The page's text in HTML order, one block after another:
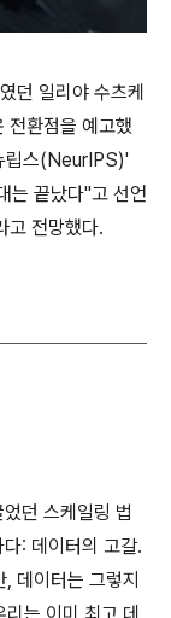
던 일리야 수츠케
환점을 예고했
립스(NeurIPS)'
는 끝났다"고 선언
고 전망했다.
던 스케일링 법
: 데이터의 고갈.
데이터는 그렇지